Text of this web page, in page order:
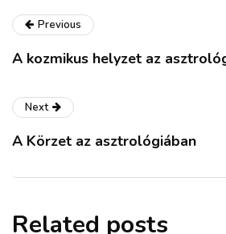
Previous
A kozmikus helyzet az
Next
A Körzet az asztrológiában
Related posts